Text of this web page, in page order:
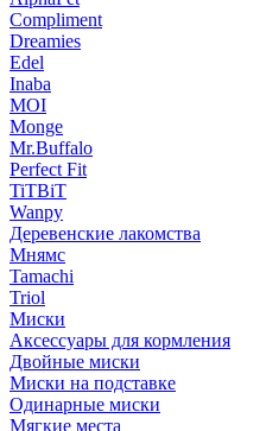
Compliment
Dreamies
Edel
Inaba
MOI
Monge
Mr.Buffalo
Perfect Fit
TiTBiT
Wanpy
Деревенские лакомства
Мнямс
Tamachi
Triol
Миски
Аксессуары для кормления
Двойные миски
Миски на подставке
Одинарные миски
Мягкие места